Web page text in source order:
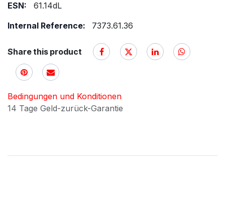
ESN:
61.14dL
Internal Reference:
7373.61.36
Share this product
Bedingungen und Konditionen
14 Tage Geld-zurück-Garantie